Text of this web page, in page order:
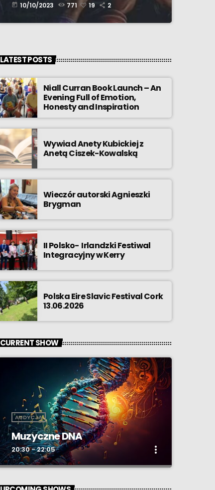
today 10/10/2023 771 19 2
LATEST POSTS
Niall Curran Book Launch – An
Evening Full of Emotion,
Honesty and Inspiration
Wywiad Anety Kubickiej z
Anetą Ciszek-Kowalską
Wieczór autorski Agnieszki
Brygman
II Polsko- Irlandzki Festiwal
Integracyjny w Kerry
Polska Eire Slavic Festival Cork
13.06.2026
CURRENT SHOW
AUDYCJA
Muzyczne DNA
20:30 - 22:05 more_vert